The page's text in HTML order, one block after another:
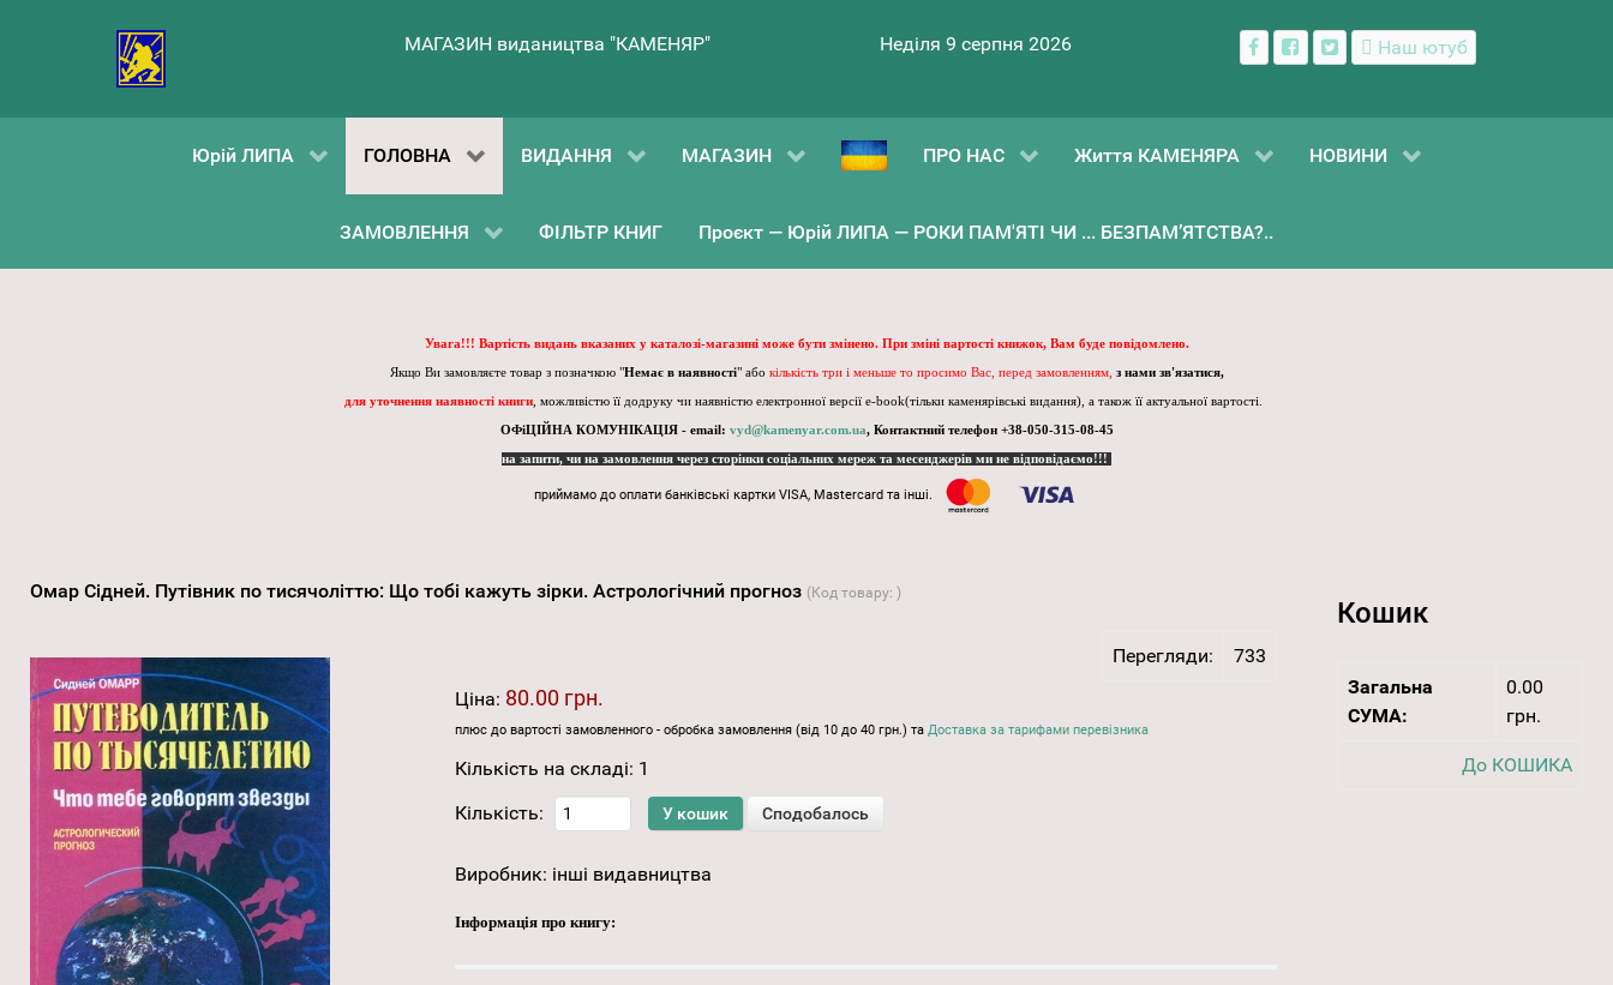
МАГАЗИН видаництва "КАМЕНЯР" Неділя 9 серпня 2026 Наш ютуб
Юрій ЛИПА ГОЛОВНА ВИДАННЯ МАГАЗИН ПРО НАС Життя КАМЕНЯРА НОВИНИ
ЗАМОВЛЕННЯ ФІЛЬТР КНИГ Проєкт — Юрій ЛИПА — РОКИ ПАМ'ЯТІ ЧИ ... БЕЗПАМ’ЯТСТВА?..
Увага!!! Вартість видань вказаних у каталозі-магазині може бути змінено. При зміні вартості книжок, Вам буде повідомлено.
Якщо Ви замовляєте товар з позначкою "Немає в наявності" або кількість три і меньше то просимо Вас, перед замовленням, з нами зв'язатися,
для уточнення наявності книги, можливістю її додруку чи наявністю електронної версії e-book(тільки каменярівські видання), а також її актуальної вартості.
ОФіЦІЙНА КОМУНІКАЦІЯ - email: vyd@kamenyar.com.ua, Контактний телефон +38-050-315-08-45
на запити, чи на замовлення через сторінки соціальних мереж та месенджерів ми не відповідаємо!!!
приймамо до оплати банківські картки VISA, Mastercard та інші.
Омар Сідней. Путівник по тисячоліттю: Що тобі кажуть зірки. Астрологічний прогноз (Код товару: )
Перегляди: 733
Ціна: 80.00 грн.
плюс до вартості замовленного - обробка замовлення (від 10 до 40 грн.) та Доставка за тарифами перевізника
Кількість на складі: 1
Кількість:
Виробник: інші видавництва
Інформація про книгу:
Кошик
Загальна
СУМА:
0.00
грн.
До КОШИКА